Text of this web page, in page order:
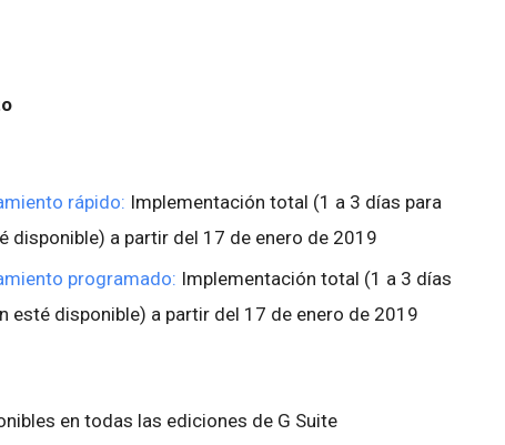
rápido: Implementación total (1 a 3 días para
disponible) a partir del 17 de enero de 2019
programado: Implementación total (1 a 3 días
esté disponible) a partir del 17 de enero de 2019
en todas las ediciones de G Suite